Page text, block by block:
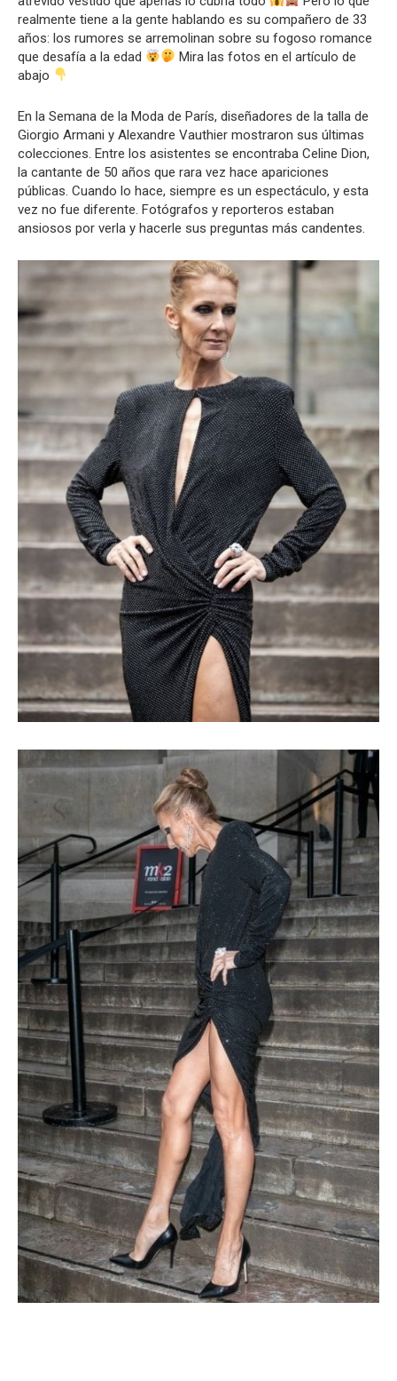
realmente tiene a la gente hablando es su compañero de 33
años: los rumores se arremolinan sobre su fogoso romance
que desafía a la edad
Mira las fotos en el artículo de
abajo
En la Semana de la Moda de París, diseñadores de la talla de
Giorgio Armani y Alexandre Vauthier mostraron sus últimas
colecciones. Entre los asistentes se encontraba Celine Dion,
la cantante de 50 años que rara vez hace apariciones
públicas. Cuando lo hace, siempre es un espectáculo, y esta
vez no fue diferente. Fotógrafos y reporteros estaban
ansiosos por verla y hacerle sus preguntas más candentes.